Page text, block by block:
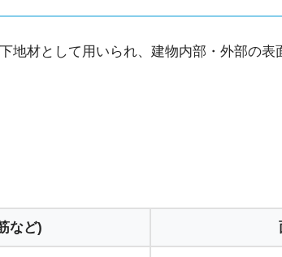
材として用いられ、建物内部・外部の表
など)